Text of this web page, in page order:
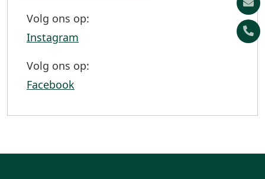
Volg ons op:
Instagram
Volg ons op:
Facebook